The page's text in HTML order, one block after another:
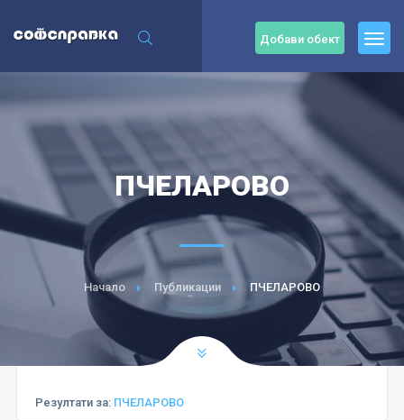
Добави обект
ПЧЕЛАРОВО
Начало Публикации ПЧЕЛАРОВО
Резултати за: ПЧЕЛАРОВО